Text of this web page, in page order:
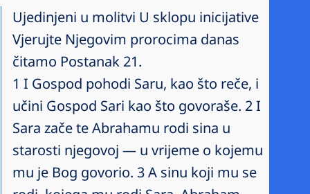
Ujedinjeni u molitvi U sklopu inicijative
Vjerujte Njegovim prorocima danas
čitamo Postanak 21.
1 I Gospod pohodi Saru, kao što reče, i
učini Gospod Sari kao što govoraše. 2 I
Sara zače te Abrahamu rodi sina u
starosti njegovoj — u vrijeme o kojemu
mu je Bog govorio. 3 A sinu koji mu se